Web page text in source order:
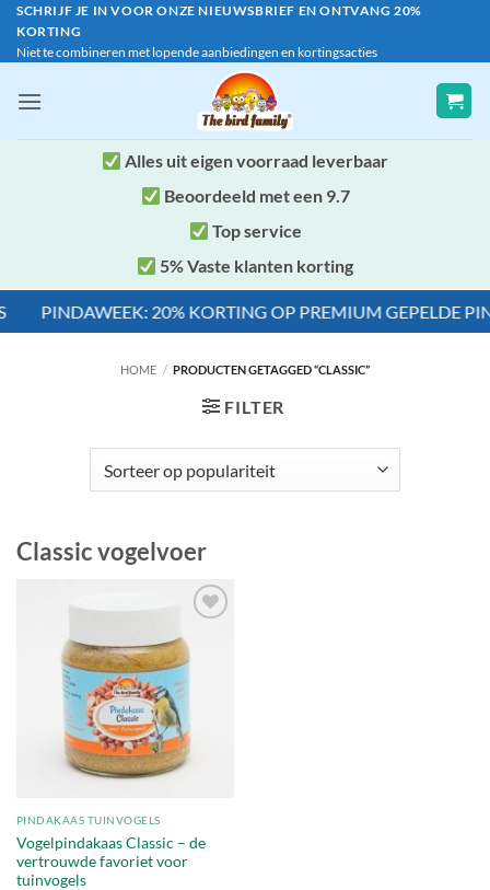
Ga
naar
inhoud
SCHRIJF JE IN VOOR ONZE NIEUWSBRIEF EN ONTVANG 20%
KORTING
Niet te combineren met lopende aanbiedingen en kortingsacties
Alles uit eigen voorraad leverbaar
Beoordeeld met een 9.7
Top service
5% Vaste klanten korting
PINDAWEEK: 20% KORTING OP PREMIUM GEPELDE
HOME / PRODUCTEN GETAGGED “CLASSIC”
FILTER
Classic vogelvoer
Toevoegen
aan
verlanglijst
PINDAKAAS TUINVOGELS
Vogelpindakaas Classic – de
vertrouwde favoriet voor
tuinvogels